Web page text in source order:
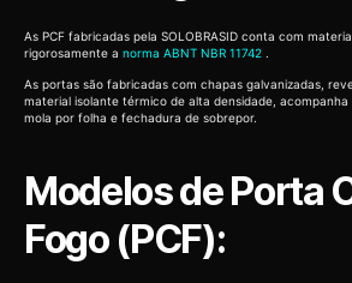
As PCF fabricadas pela SOLOBRASID conta com
rigorosamente a norma ABNT NBR 11742 .
As portas são fabricadas com chapas galvanizadas,
material isolante térmico de alta densidade,
mola por folha e fechadura de sobrepor.
Modelos de Porta
Fogo (PCF):